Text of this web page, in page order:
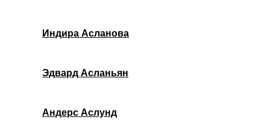
Индира Асланова
Эдвард Асланьян
Андерс Аслунд